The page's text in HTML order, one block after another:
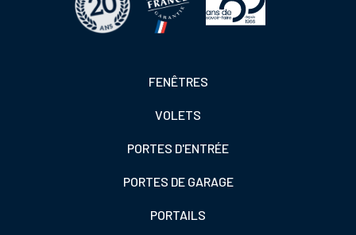
FENÊTRES
VOLETS
PORTES D'ENTRÉE
PORTES DE GARAGE
PORTAILS